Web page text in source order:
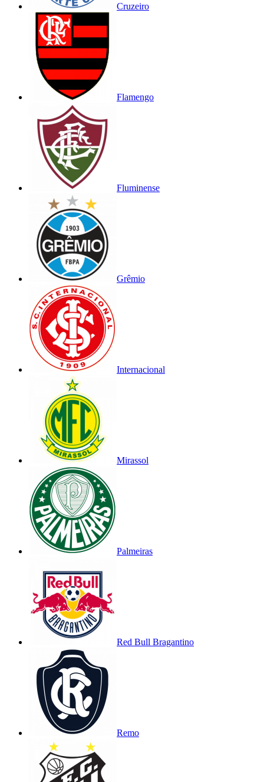
Cruzeiro
Flamengo
Fluminense
Grêmio
Internacional
Mirassol
Palmeiras
Red Bull Bragantino
Remo